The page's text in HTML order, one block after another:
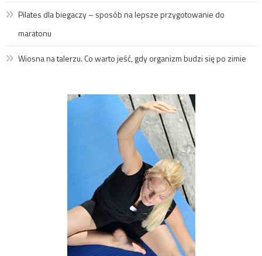
Pilates dla biegaczy – sposób na lepsze przygotowanie do
maratonu
Wiosna na talerzu. Co warto jeść, gdy organizm budzi się po zimie